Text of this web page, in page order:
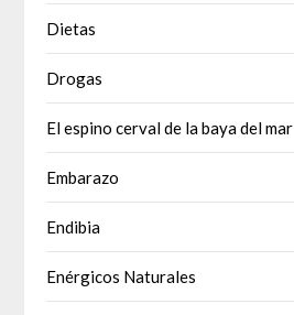
Dietas
Drogas
El espino cerval de la baya del mar
Embarazo
Endibia
Enérgicos Naturales